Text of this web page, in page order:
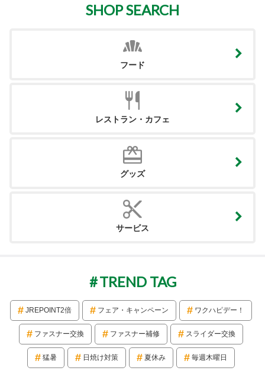
SHOP SEARCH
フード
レストラン・カフェ
グッズ
サービス
TREND TAG
JREPOINT2倍 フェア・キャンペーン ワクハピデー！
ファスナー交換 ファスナー補修 スライダー交換
猛暑 日焼け対策 夏休み 毎週木曜日